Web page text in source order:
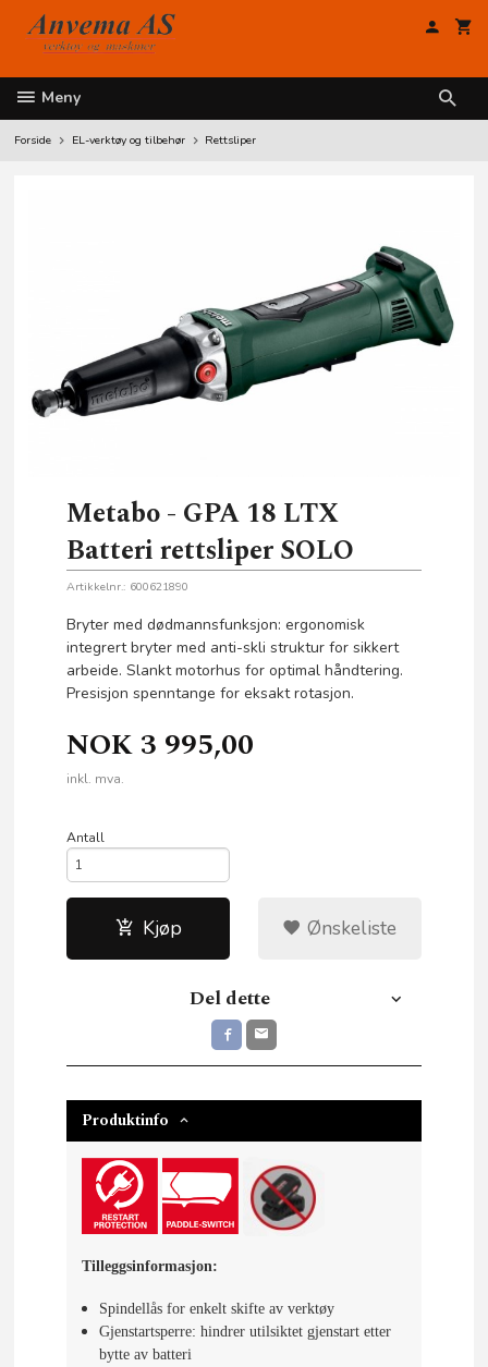
innholdet
Meny
Forside EL-verktøy og tilbehør Rettsliper
Metabo - GPA 18 LTX
Batteri rettsliper SOLO
Artikkelnr.: 600621890
Bryter med dødmannsfunksjon: ergonomisk
integrert bryter med anti-skli struktur for sikkert
arbeide. Slankt motorhus for optimal håndtering.
Presisjon spenntange for eksakt rotasjon.
NOK 3 995,00
inkl. mva.
Antall
Kjøp Ønskeliste
Del dette
Produktinfo
Tilleggsinformasjon:
Spindellås for enkelt skifte av verktøy
Gjenstartsperre: hindrer utilsiktet gjenstart etter
bytte av batteri